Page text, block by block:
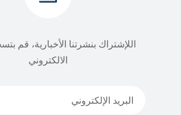
اللإشتراك بنشرتنا الأخبارية، قم
الالكتروني